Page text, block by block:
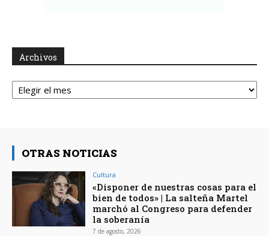
Archivos
Archivos
OTRAS NOTICIAS
Cultura
«Disponer de nuestras cosas para el
bien de todos» | La salteña Martel
marchó al Congreso para defender
la soberanía
7 de agosto, 2026